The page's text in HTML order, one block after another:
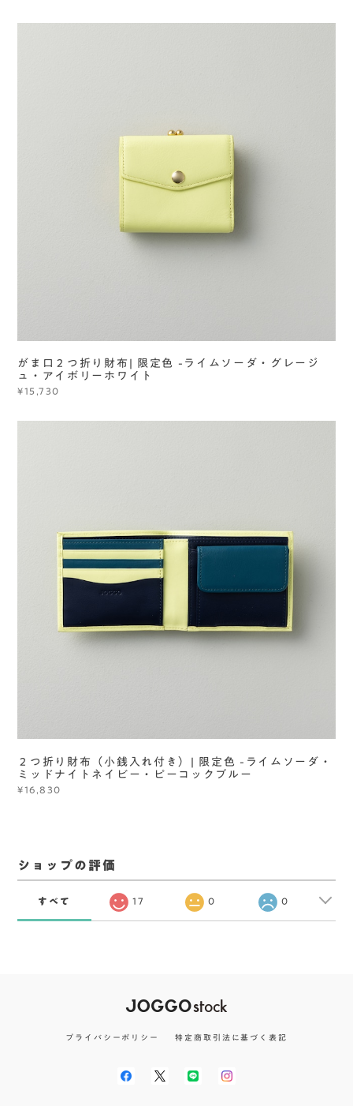
がま口２つ折り財布| 限定色 -ライムソーダ・グレージ
ュ・アイボリーホワイト
¥15,730
２つ折り財布（小銭入れ付き）| 限定色 -ライムソーダ・
ミッドナイトネイビー・ピーコックブルー
¥16,830
ショップの評価
すべて 17 0 0
プライバシーポリシー 特定商取引法に基づく表記